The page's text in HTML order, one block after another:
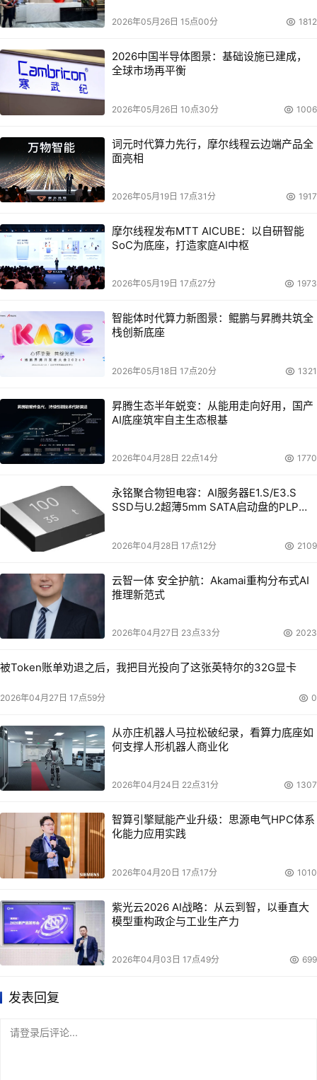
2026年05月26日 15点00分 1812
2026中国半导体图景：基础设施已建成，
全球市场再平衡
2026年05月26日 10点30分 1006
词元时代算力先行，摩尔线程云边端产品全
面亮相
2026年05月19日 17点31分 1917
摩尔线程发布MTT AICUBE：以自研智能
SoC为底座，打造家庭AI中枢
2026年05月19日 17点27分 1973
智能体时代算力新图景：鲲鹏与昇腾共筑全
栈创新底座
2026年05月18日 17点20分 1321
昇腾生态半年蜕变：从能用走向好用，国产
AI底座筑牢自主生态根基
2026年04月28日 22点14分 1770
永铭聚合物钽电容：AI服务器E1.S/E3.S
SSD与U.2超薄5mm SATA启动盘的PLP电
2026年04月28日 17点12分 2109
云智一体 安全护航：Akamai重构分布式AI
推理新范式
2026年04月27日 23点33分 2023
被Token账单劝退之后，我把目光投向了这张英特尔的32G显卡
2026年04月27日 17点59分 0
从亦庄机器人马拉松破纪录，看算力底座如
何支撑人形机器人商业化
2026年04月24日 22点31分 1307
智算引擎赋能产业升级：思源电气HPC体系
化能力应用实践
2026年04月20日 17点17分 1010
紫光云2026 AI战略：从云到智，以垂直大
模型重构政企与工业生产力
2026年04月03日 17点49分 699
发表回复
请登录后评论...